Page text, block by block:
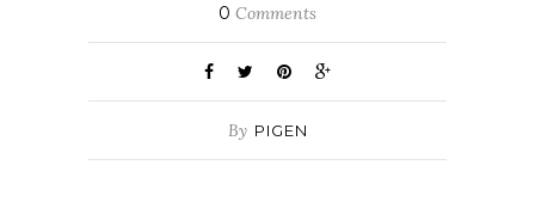
0 Comments
By PIGEN